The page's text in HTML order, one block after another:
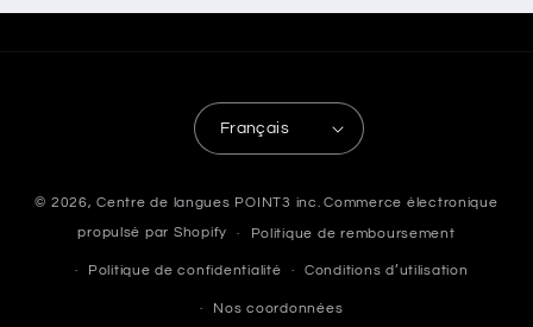
Français
© 2026,Centre de langues POINT3 inc. Commerce électronique
propulsé par Shopify Politique de remboursement
Politique de confidentialité Conditions d’utilisation
Nos coordonnées